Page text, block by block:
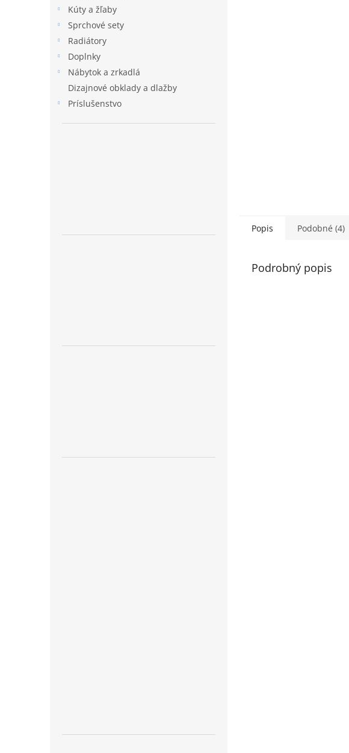
Kúty a žľaby
Sprchové sety
Radiátory
Doplnky
Nábytok a zrkadlá
Dizajnové obklady a dlažby
Príslušenstvo
Popis Podobné (4)
Podrobný popis